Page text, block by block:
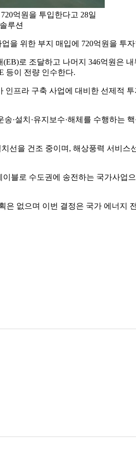
억원을 투입한다고 28일
루션
을 위한 부지 매입에 720억원을 투
로 조달하고 나머지 346억원은
등이 전량 인수한다.
프라 구축 사업에 대비한 선제적
·설치·유지보수·해체를 수행하
선을 건조 중이며, 해상풍력 서비
블로 수도권에 송전하는 국가사업
없으며 이번 결정은 국가 에너